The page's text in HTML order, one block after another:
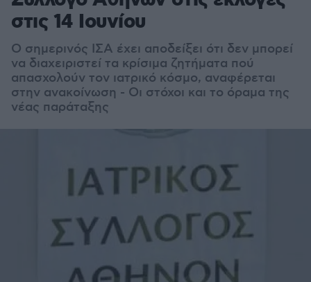
στις 14 Ιουνίου
Ο σημερινός ΙΣΑ έχει αποδείξει ότι δεν μπορεί
να διαχειριστεί τα κρίσιμα ζητήματα πού
απασχολούν τον ιατρικό κόσμο, αναφέρεται
στην ανακοίνωση - Οι στόχοι και το όραμα της
νέας παράταξης